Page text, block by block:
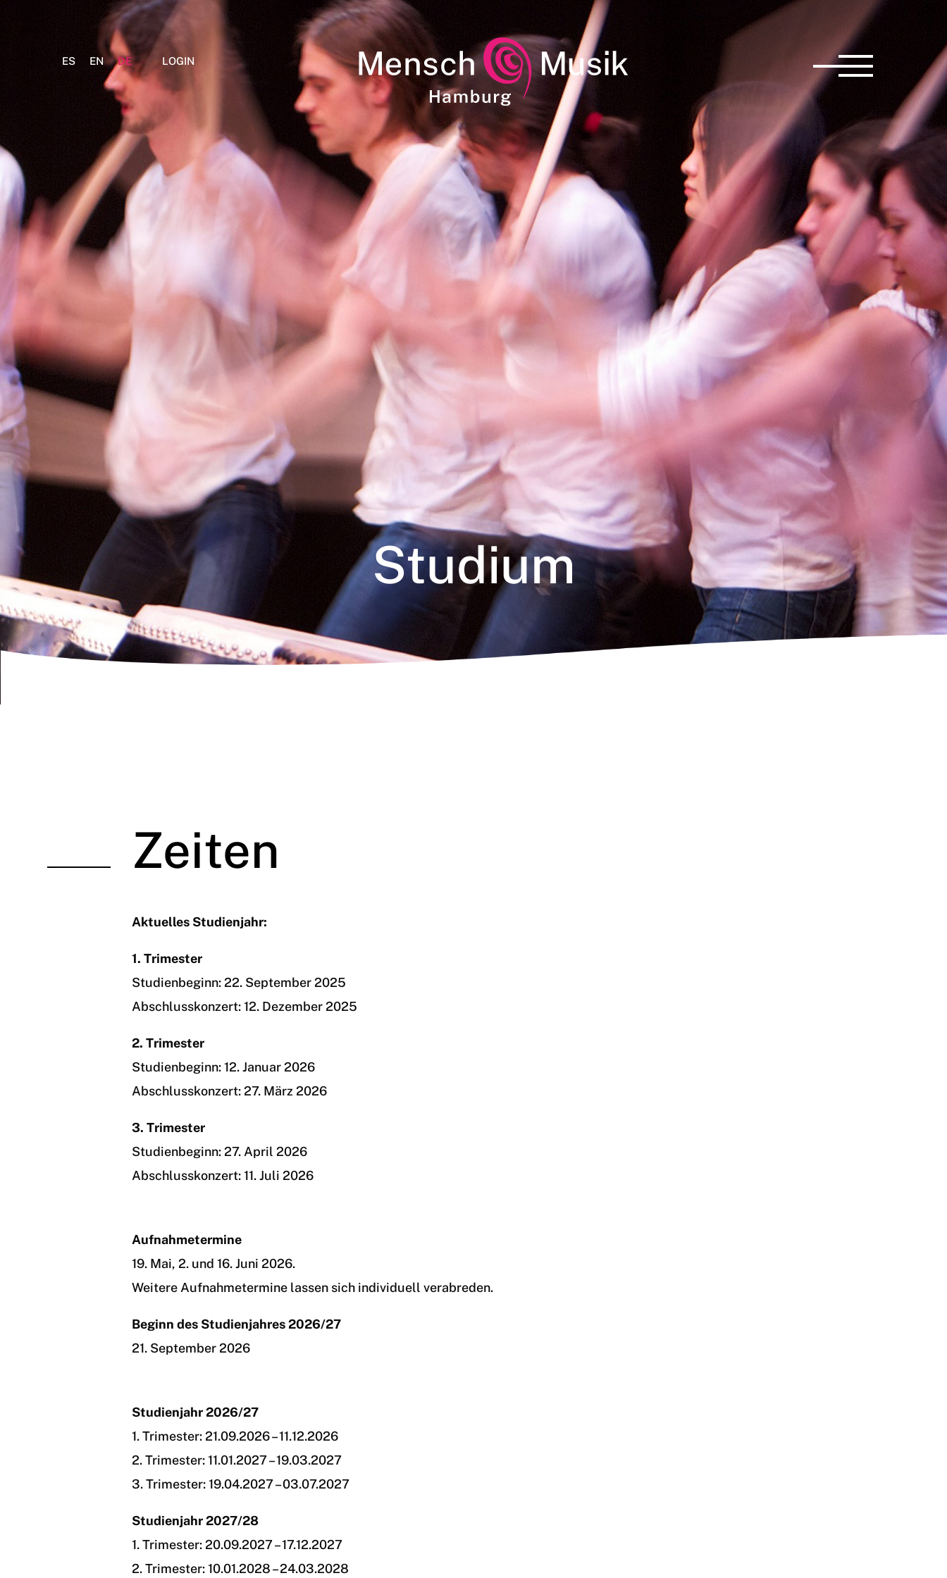
ES EN DE LOGIN
Studium
Zeiten
Aktuelles Studienjahr:
1. Trimester
Studienbeginn: 22. September 2025
Abschlusskonzert: 12. Dezember 2025
2. Trimester
Studienbeginn: 12. Januar 2026
Abschlusskonzert: 27. März 2026
3. Trimester
Studienbeginn: 27. April 2026
Abschlusskonzert: 11. Juli 2026
Aufnahmetermine
19. Mai, 2. und 16. Juni 2026.
Weitere Aufnahmetermine lassen sich individuell verabreden.
Beginn des Studienjahres 2026/27
21. September 2026
Studienjahr 2026/27
1. Trimester: 21.09.2026 – 11.12.2026
2. Trimester: 11.01.2027 – 19.03.2027
3. Trimester: 19.04.2027 – 03.07.2027
Studienjahr 2027/28
1. Trimester: 20.09.2027 – 17.12.2027
2. Trimester: 10.01.2028 – 24.03.2028